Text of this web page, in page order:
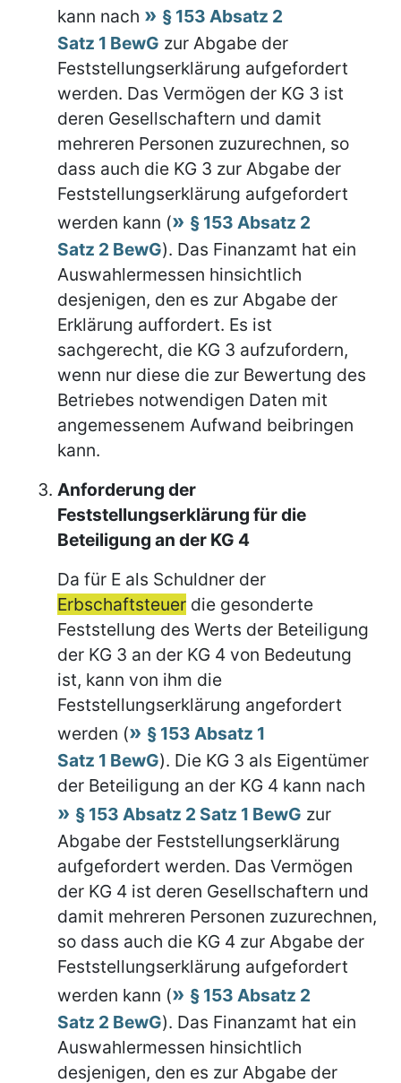
kann nach
§ 153 Absatz 2
Satz 1 BewG zur Abgabe der
Feststellungserklärung aufgefordert
werden. Das Vermögen der KG 3 ist
deren Gesellschaftern und damit
mehreren Personen zuzurechnen, so
dass auch die KG 3 zur Abgabe der
Feststellungserklärung aufgefordert
werden kann (
§ 153 Absatz 2
Satz 2 BewG). Das Finanzamt hat ein
Auswahlermessen hinsichtlich
desjenigen, den es zur Abgabe der
Erklärung auffordert. Es ist
sachgerecht, die KG 3 aufzufordern,
wenn nur diese die zur Bewertung des
Betriebes notwendigen Daten mit
angemessenem Aufwand beibringen
kann.
Anforderung der
Feststellungserklärung für die
Beteiligung an der KG 4
Da für E als Schuldner der
Erbschaftsteuer die gesonderte
Feststellung des Werts der Beteiligung
der KG 3 an der KG 4 von Bedeutung
ist, kann von ihm die
Feststellungserklärung angefordert
werden (
§ 153 Absatz 1
Satz 1 BewG). Die KG 3 als Eigentümer
der Beteiligung an der KG 4 kann nach
§ 153 Absatz 2 Satz 1 BewG zur
Abgabe der Feststellungserklärung
aufgefordert werden. Das Vermögen
der KG 4 ist deren Gesellschaftern und
damit mehreren Personen zuzurechnen,
so dass auch die KG 4 zur Abgabe der
Feststellungserklärung aufgefordert
werden kann (
§ 153 Absatz 2
Satz 2 BewG). Das Finanzamt hat ein
Auswahlermessen hinsichtlich
desjenigen, den es zur Abgabe der